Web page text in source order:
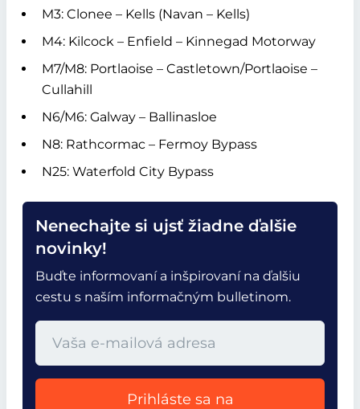
M3: Clonee – Kells (Navan – Kells)
M4: Kilcock – Enfield – Kinnegad Motorway
M7/M8: Portlaoise – Castletown/Portlaoise –
Cullahill
N6/M6: Galway – Ballinasloe
N8: Rathcormac – Fermoy Bypass
N25: Waterfold City Bypass
Nenechajte si ujsť žiadne ďalšie
novinky!
Buďte informovaní a inšpirovaní na ďalšiu
cestu s naším informačným bulletinom.
Prihláste sa na